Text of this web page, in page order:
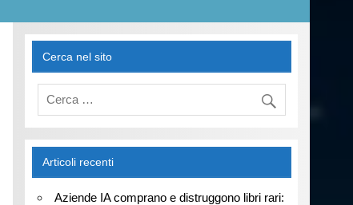
Cerca nel sito
Articoli recenti
Aziende IA comprano e distruggono libri rari: